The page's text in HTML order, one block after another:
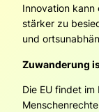
Innovation kann
stärker zu
und
Zuwanderung
Die EU findet